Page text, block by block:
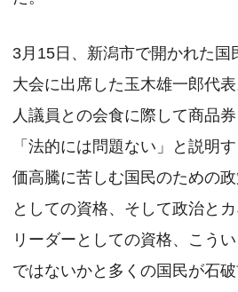
3月15日、新潟市で開かれた
大会に出席した玉木雄一郎代
人議員との会食に際して商品
「法的には問題ない」と説明
価高騰に苦しむ国民のための
としての資格、そして政治と
リーダーとしての資格、こう
ではないかと多くの国民が石